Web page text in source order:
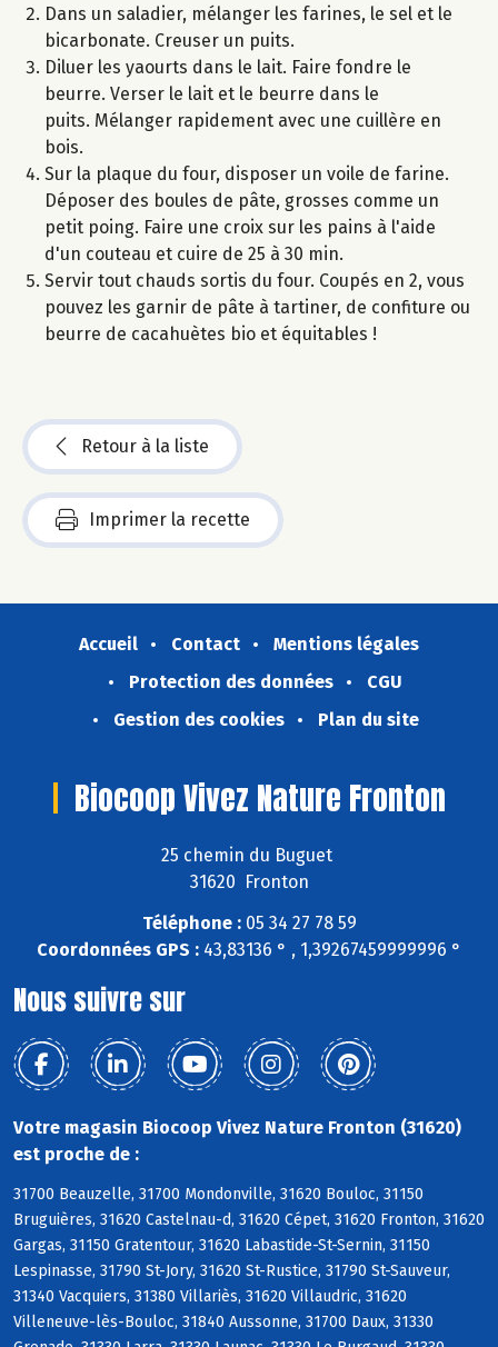
Dans un saladier, mélanger les farines, le sel et le
bicarbonate. Creuser un puits.
Diluer les yaourts dans le lait. Faire fondre le
beurre. Verser le lait et le beurre dans le
puits. Mélanger rapidement avec une cuillère en
bois.
Sur la plaque du four, disposer un voile de farine.
Déposer des boules de pâte, grosses comme un
petit poing. Faire une croix sur les pains à l'aide
d'un couteau et cuire de 25 à 30 min.
Servir tout chauds sortis du four. Coupés en 2, vous
pouvez les garnir de pâte à tartiner, de confiture ou
beurre de cacahuètes bio et équitables !
Retour à la liste
Imprimer la recette
Accueil Contact
Mentions légales
Protection des données
CGU
Gestion des cookies
Plan du site
Biocoop Vivez Nature Fronton
25 chemin du Buguet
31620 Fronton
Téléphone :05 34 27 78 59
Coordonnées GPS : 43,83136 ° , 1,39267459999996 °
Nous suivre sur
Votre magasin Biocoop Vivez Nature Fronton (31620)
est proche de :
31700 Beauzelle, 31700 Mondonville, 31620 Bouloc, 31150
Bruguières, 31620 Castelnau-d, 31620 Cépet, 31620 Fronton, 31620
Gargas, 31150 Gratentour, 31620 Labastide-St-Sernin, 31150
Lespinasse, 31790 St-Jory, 31620 St-Rustice, 31790 St-Sauveur,
31340 Vacquiers, 31380 Villariès, 31620 Villaudric, 31620
Villeneuve-lès-Bouloc, 31840 Aussonne, 31700 Daux, 31330